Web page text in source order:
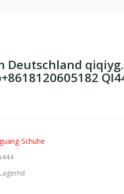
Deutschland
Schuhe
Lagernd